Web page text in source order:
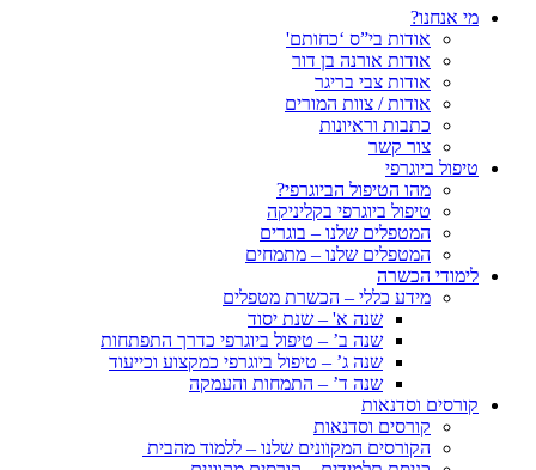
מי אנחנו?
אודות בי”ס ‘כחותם'
אודות אורנה בן דור
אודות צבי בריגר
אודות / צוות המורים
כתבות וראיונות
צור קשר
טיפול ביוגרפי
מהו הטיפול הביוגרפי?
טיפול ביוגרפי בקליניקה
המטפלים שלנו – בוגרים
המטפלים שלנו – מתמחים
לימודי הכשרה
מידע כללי – הכשרת מטפלים
שנה א' – שנת יסוד
שנה ב’ – טיפול ביוגרפי כדרך התפתחות
שנה ג’ – טיפול ביוגרפי כמקצוע וכייעוד
שנה ד’ – התמחות והעמקה
קורסים וסדנאות
קורסים וסדנאות
הקורסים המקוונים שלנו – ללמוד מהבית